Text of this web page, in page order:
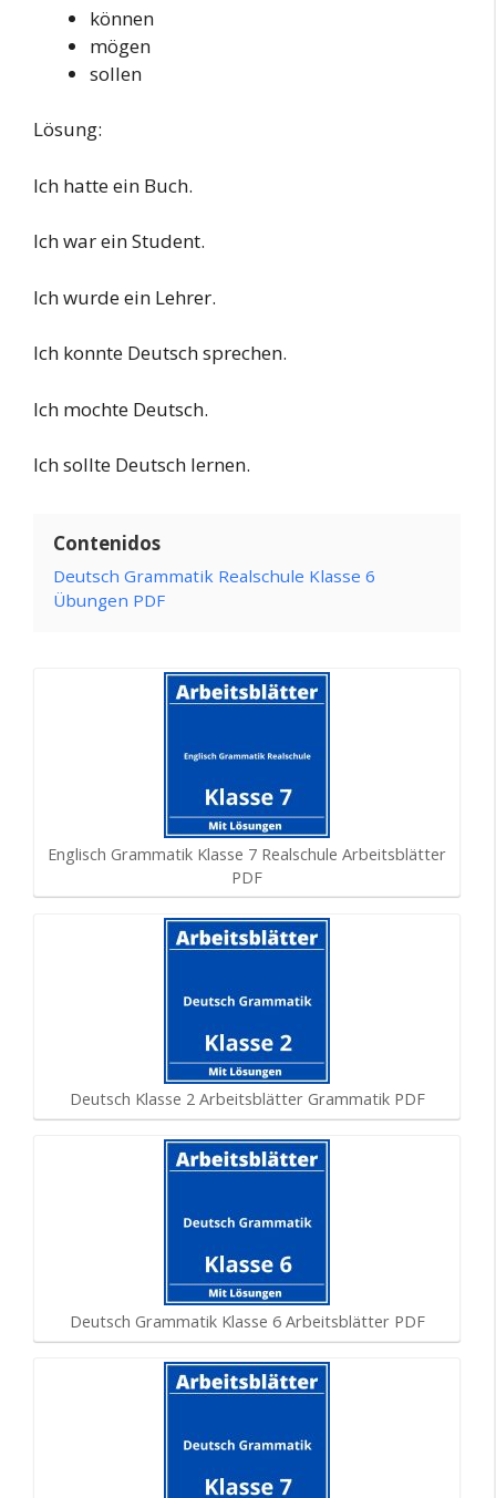
können
mögen
sollen
Lösung:
Ich hatte ein Buch.
Ich war ein Student.
Ich wurde ein Lehrer.
Ich konnte Deutsch sprechen.
Ich mochte Deutsch.
Ich sollte Deutsch lernen.
Contenidos
Deutsch Grammatik Realschule Klasse 6
Übungen PDF
Englisch Grammatik Klasse 7 Realschule Arbeitsblätter
PDF
Deutsch Klasse 2 Arbeitsblätter Grammatik PDF
Deutsch Grammatik Klasse 6 Arbeitsblätter PDF